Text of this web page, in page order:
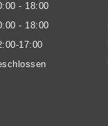
- 18:00
- 18:00
17:00